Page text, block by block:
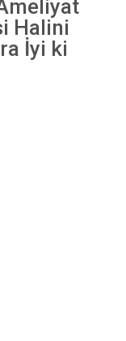
Halini
İyi ki